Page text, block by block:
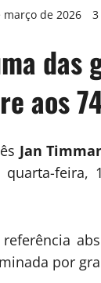
março de 2026
das
aos
Jan
quarta-
por